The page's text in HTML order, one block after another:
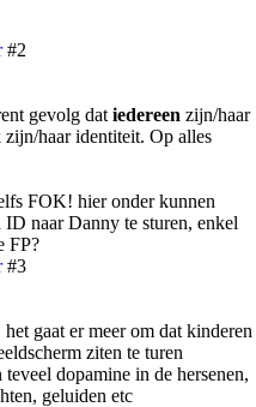
#2
gevolg dat iedereen zijn/haar
haar identiteit. Op alles
FOK! hier onder kunnen
naar Danny te sturen, enkel
FP?
#3
gaat er meer om dat kinderen
ziten te turen
dopamine in de hersenen,
geluiden etc